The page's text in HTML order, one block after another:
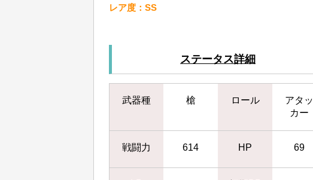
レア度：SS
ステータス詳細
武器種 槍 ロール
アタッ
カー
戦闘力 614 HP 69